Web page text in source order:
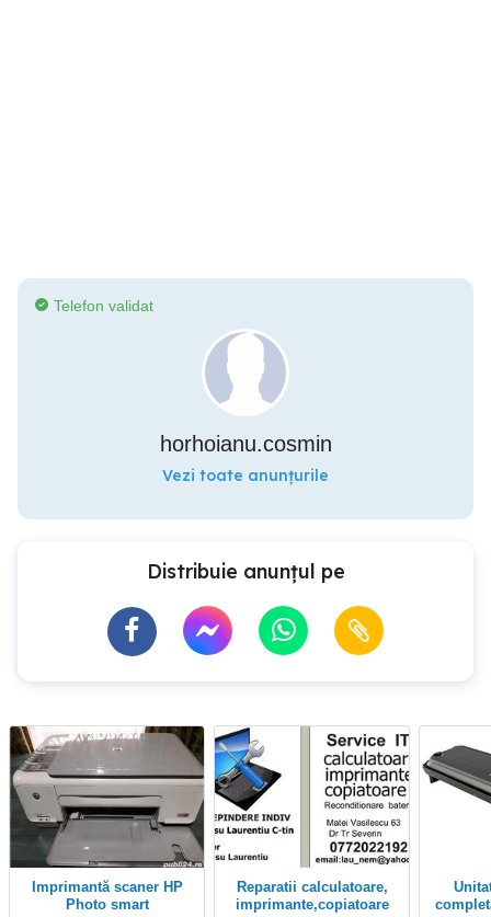
Telefon validat
horhoianu.cosmin
Vezi toate anunțurile
Distribuie anunțul pe
Photo smart
Reparatii calculatoare,
imprimante,copiatoare
Unitate de imagine